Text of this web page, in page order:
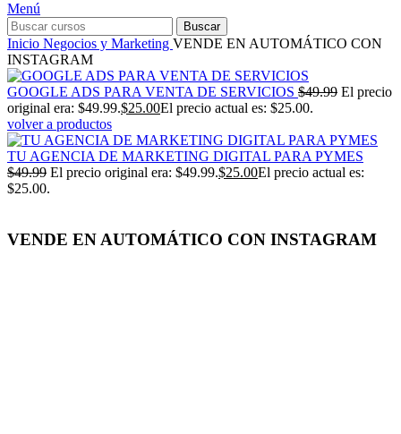
Menú
Buscar
Inicio Negocios y Marketing VENDE EN AUTOMÁTICO CON
INSTAGRAM
GOOGLE ADS PARA VENTA DE SERVICIOS $49.99 El precio
original era: $49.99.$25.00El precio actual es: $25.00.
volver a productos
TU AGENCIA DE MARKETING DIGITAL PARA PYMES
$49.99 El precio original era: $49.99.$25.00El precio actual es:
$25.00.
VENDE EN AUTOMÁTICO CON INSTAGRAM